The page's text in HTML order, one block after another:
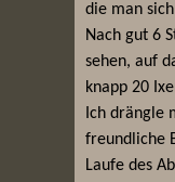
die man
Nach gut 6
sehen, auf
knapp 20
Ich drängle
freundliche
Laufe des